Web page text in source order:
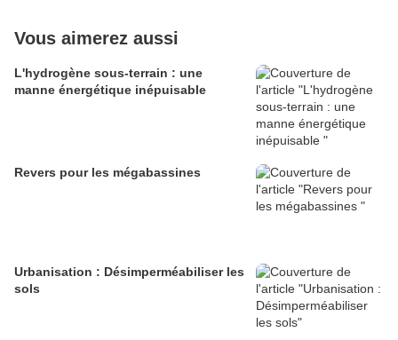
Vous aimerez aussi
L'hydrogène sous-terrain : une
manne énergétique inépuisable
Revers pour les mégabassines
Urbanisation : Désimperméabiliser les
sols